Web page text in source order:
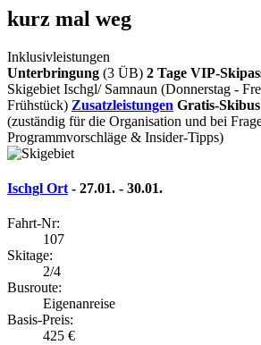
kurz mal weg
Inklusivleistungen
Unterbringung (3 ÜB) 2 Tage VIP-
Skigebiet Ischgl/ Samnaun (Donnerstag -
Frühstück) Zusatzleistungen Gratis-Skibus
(zuständig für die Organisation und bei
Programmvorschläge & Insider-Tipps)
Ischgl Ort - 27.01. - 30.01.
Fahrt-Nr:
107
Skitage:
2/4
Busroute:
Eigenanreise
Basis-Preis:
425 €